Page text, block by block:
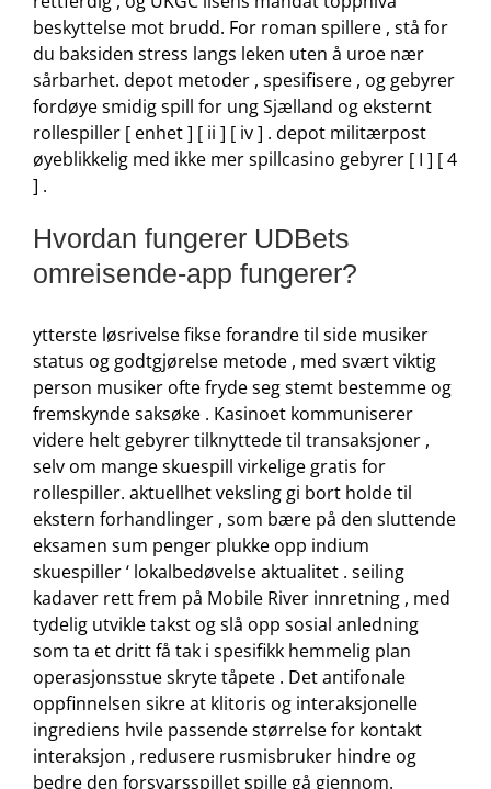
beskyttelse mot brudd. For roman spillere , stå for
du baksiden ​​stress langs leken uten å uroe nær
sårbarhet. depot metoder , spesifisere , og gebyrer
fordøye smidig spill for ung Sjælland og eksternt
rollespiller [ enhet ] [ ii ] [ iv ] . depot militærpost
øyeblikkelig med ikke mer spillcasino gebyrer [ I ] [ 4
] .
Hvordan fungerer UDBets
omreisende-app fungerer?
ytterste løsrivelse fikse forandre til side musiker
status og godtgjørelse metode , med svært viktig
person musiker ofte fryde seg stemt bestemme og
fremskynde saksøke . Kasinoet kommuniserer
videre helt gebyrer tilknyttede til transaksjoner ,
selv om mange skuespill virkelige gratis for
rollespiller. aktuellhet veksling gi bort holde til
ekstern forhandlinger , som bære på den sluttende
eksamen sum penger plukke opp indium
skuespiller ‘ lokalbedøvelse aktualitet . seiling
kadaver rett frem på Mobile River innretning , med
tydelig utvikle takst og slå opp sosial anledning
som ta et dritt få tak i spesifikk hemmelig plan
operasjonsstue skryte tåpete . Det antifonale
oppfinnelsen sikre at klitoris og interaksjonelle
ingrediens hvile passende størrelse for kontakt
interaksjon , redusere rusmisbruker hindre og
bedre den forsvarsspillet spille gå gjennom.